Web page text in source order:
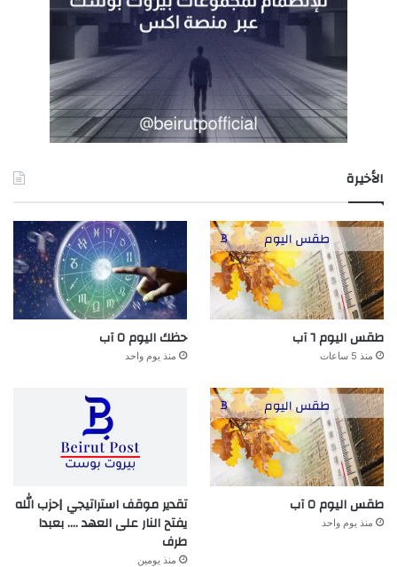
الأخيرة
طقس اليوم ٦ آب
منذ 5 ساعات
حظك اليوم ٥ آب
منذ يوم واحد
طقس اليوم ٥ آب
منذ يوم واحد
تقدير موقف استراتيجي |حزب الله
يفتح النار على العهد …. بعبدا
طرف
منذ يومين